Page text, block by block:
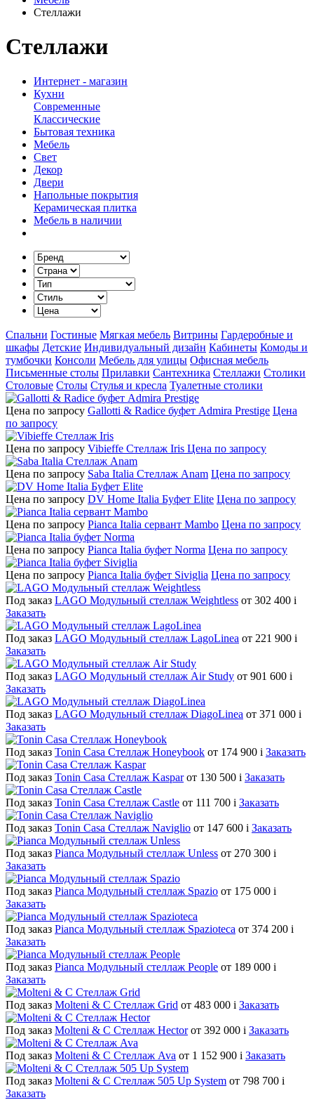
Стеллажи
Стеллажи
Интернет - магазин
Кухни
Современные
Классические
Бытовая техника
Мебель
Свет
Декор
Двери
Напольные покрытия
Керамическая плитка
Мебель в наличии
Спальни Гостиные Мягкая мебель Витрины Гардеробные и
шкафы Детские Индивидуальный дизайн Кабинеты Комоды и
тумбочки Консоли Мебель для улицы Офисная мебель
Письменные столы Прилавки Сантехника Стеллажи Столики
Столовые Столы Стулья и кресла Туалетные столики
Цена по запросу Gallotti & Radice буфет Admira Prestige Цена
по запросу
Цена по запросу Vibieffe Стеллаж Iris Цена по запросу
Цена по запросу Saba Italia Стеллаж Anam Цена по запросу
Цена по запросу DV Home Italia Буфет Elite Цена по запросу
Цена по запросу Pianca Italia сервант Mambo Цена по запросу
Цена по запросу Pianca Italia буфет Norma Цена по запросу
Цена по запросу Pianca Italia буфет Siviglia Цена по запросу
Под заказ LAGO Модульный стеллаж Weightless от 302 400 i
Заказать
Под заказ LAGO Модульный стеллаж LagoLinea от 221 900 i
Заказать
Под заказ LAGO Модульный стеллаж Air Study от 901 600 i
Заказать
Под заказ LAGO Модульный стеллаж DiagoLinea от 371 000 i
Заказать
Под заказ Tonin Casa Стеллаж Honeybook от 174 900 i Заказать
Под заказ Tonin Casa Стеллаж Kaspar от 130 500 i Заказать
Под заказ Tonin Casa Стеллаж Castle от 111 700 i Заказать
Под заказ Tonin Casa Cтеллаж Naviglio от 147 600 i Заказать
Под заказ Pianca Модульный стеллаж Unless от 270 300 i
Заказать
Под заказ Pianca Модульный стеллаж Spazio от 175 000 i
Заказать
Под заказ Pianca Модульный стеллаж Spazioteca от 374 200 i
Заказать
Под заказ Pianca Модульный стеллаж People от 189 000 i
Заказать
Под заказ Molteni & C Стеллаж Grid от 483 000 i Заказать
Под заказ Molteni & C Стеллаж Hector от 392 000 i Заказать
Под заказ Molteni & C Стеллаж Ava от 1 152 900 i Заказать
Под заказ Molteni & C Стеллаж 505 Up System от 798 700 i
Заказать